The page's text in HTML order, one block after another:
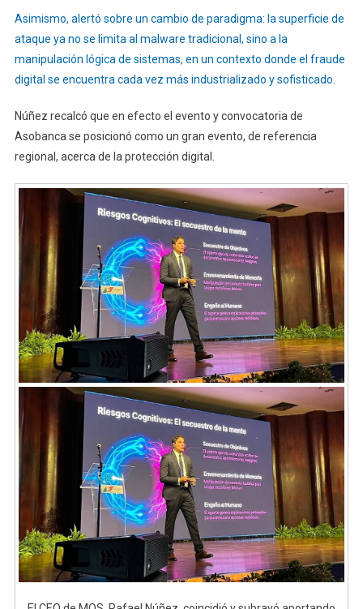
Asimismo, alertó sobre un cambio de paradigma: la superficie de
ataque ya no se limita al malware tradicional, sino a la
manipulación lógica de sistemas, en un contexto donde el fraude
digital se encuentra cada vez más industrializado y sofisticado
Núñez recalcó que en efecto el evento y convocatoria de
Asobanca se posicionó como un gran evento, de referencia
regional, acerca de la protección digital.